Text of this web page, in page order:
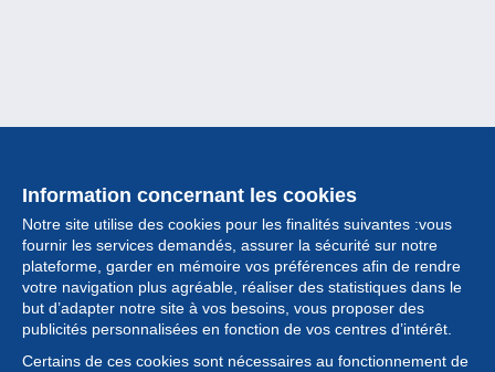
Information concernant les cookies
Notre site utilise des cookies pour les finalités suivantes :vous
fournir les services demandés, assurer la sécurité sur notre
plateforme, garder en mémoire vos préférences afin de rendre
votre navigation plus agréable, réaliser des statistiques dans le
but d’adapter notre site à vos besoins, vous proposer des
publicités personnalisées en fonction de vos centres d’intérêt.
Certains de ces cookies sont nécessaires au fonctionnement de
Collection
Actualités